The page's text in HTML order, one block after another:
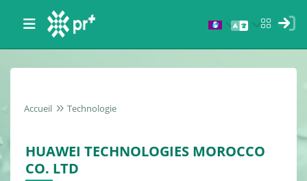
Accueil Technologie
HUAWEI TECHNOLOGIES MOROCCO
CO. LTD